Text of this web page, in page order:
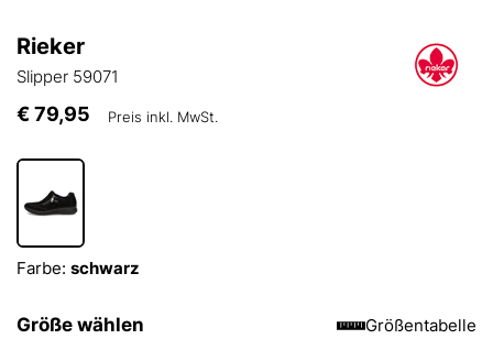
Rieker
Slipper 59071
€ 79,95 Preis inkl. MwSt.
Farbe: schwarz
Größe wählen Größentabelle